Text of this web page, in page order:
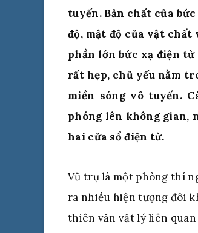
tuyến. Bản chất của
độ, mật độ của vật
phần lớn bức xạ điện
rất hẹp, chủ yếu nằm
miền sóng vô tuyến.
phóng lên không gian,
hai cửa sổ điện từ.
Vũ trụ là một phòng thí
ra nhiều hiện tượng đôi
thiên văn vật lý liên